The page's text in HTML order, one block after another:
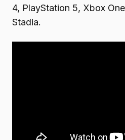
4, PlayStation 5, Xbox
Stadia.